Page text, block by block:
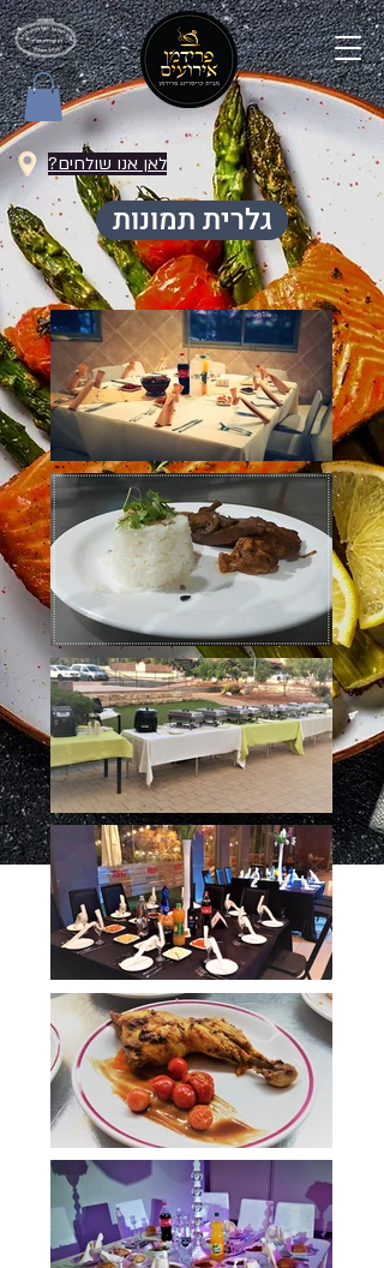
לאן אנו שולחים?
גלרית תמונות